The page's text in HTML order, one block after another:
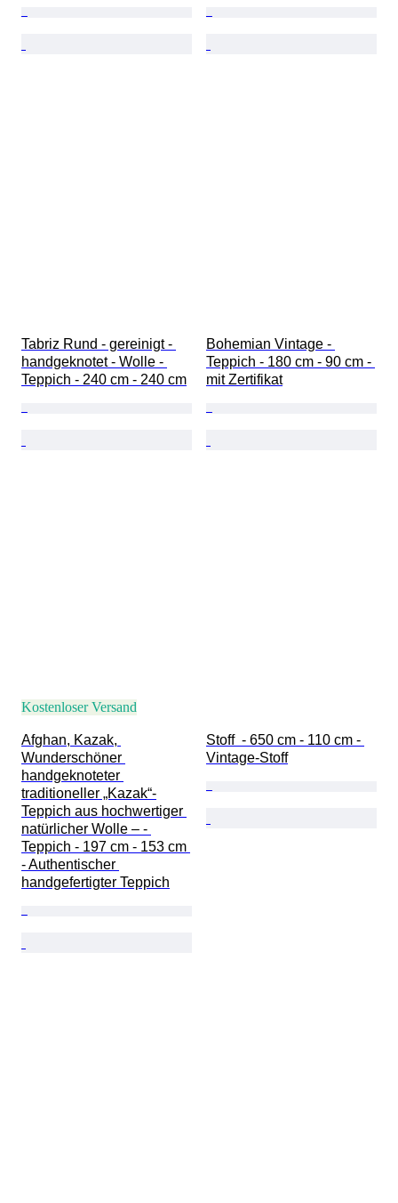
Tabriz Rund - gereinigt -
handgeknotet - Wolle -
Teppich - 240 cm - 240 cm
Bohemian Vintage -
Teppich - 180 cm - 90 cm -
mit Zertifikat
Kostenloser Versand
Afghan, Kazak,
Wunderschöner
handgeknoteter
traditioneller „Kazak“-
Teppich aus hochwertiger
natürlicher Wolle – -
Teppich - 197 cm - 153 cm
- Authentischer
handgefertigter Teppich
Stoff  - 650 cm - 110 cm -
Vintage-Stoff